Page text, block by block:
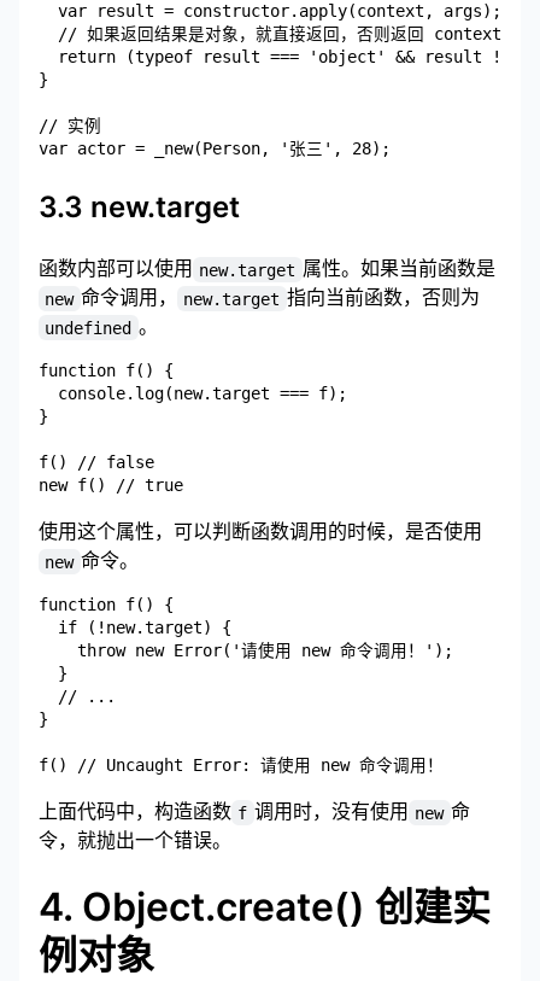
  var result = constructor.apply(context, args);
// 如果返回结果是对象，就直接返回，否则返回 context 对
return (typeof result === 'object' && result !=
}
// 实例
3.3 new.target
函数内部可以使用 new.target 属性。如果当前函数是
new 命令调用， new.target 指向当前函数，否则为
undefined 。
function f() {
  console.log(new.target === f);
}
f() // false
使用这个属性，可以判断函数调用的时候，是否使用
new 命令。
function f() {
  if (!new.target) {
    throw new Error('请使用 new 命令调用！');
  }
  // ...
}
上面代码中，构造函数 f 调用时，没有使用 new 命
令，就抛出一个错误。
4. Object.create() 创建实
例对象